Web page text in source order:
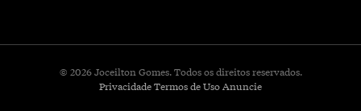
© 2026 Joceilton Gomes. Todos os direitos reservados.
PrivacidadeTermos de UsoAnuncie